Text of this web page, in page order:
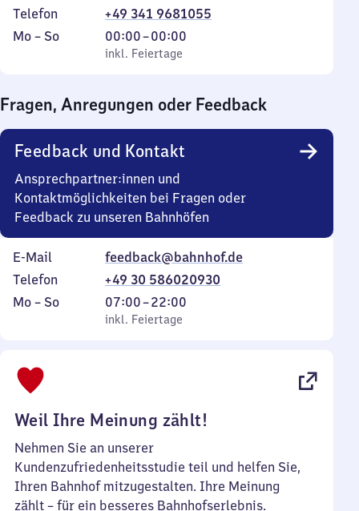
Telefon
+49 341 9681055
Montag
Mo – So,
inkl. Feiertage
00:00–00:00
Von
0
0
Uhr
inkl. Feiertage
Fragen, Anregungen oder Feedback
Feedback und Kontakt
Ansprechpartner:innen und
Kontaktmöglichkeiten bei Fragen oder
Feedback zu unseren Bahnhöfen
E-Mail
feedback@bahnhof.de
Telefon
+49 30 586020930
Montag
Mo – So,
inkl. Feiertage
07:00–22:00
Von
7
inkl. Feiertage
Weil Ihre Meinung zählt!
Nehmen Sie an unserer
Kundenzufriedenheitsstudie teil und helfen Sie,
Ihren Bahnhof mitzugestalten. Ihre Meinung
zählt – für ein besseres Bahnhofserlebnis.